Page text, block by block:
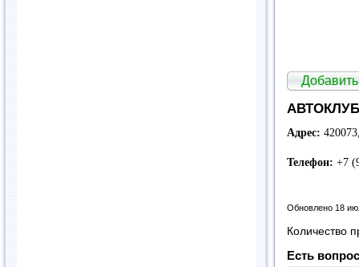
АВТОКЛУБ
Адрес:
Телефон: +7
Обновлено 18
Количество
Есть